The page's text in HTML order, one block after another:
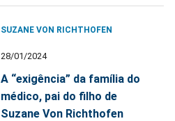
SUZANE VON RICHTHOFEN
28/01/2024
A “exigência” da família do
médico, pai do filho de
Suzane Von Richthofen